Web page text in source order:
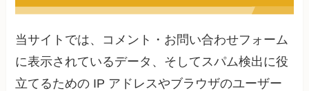
当サイトでは、コメント・お問い合わせフォーム
に表示されているデータ、そしてスパム検出に役
立てるための IP アドレスやブラウザのユーザー